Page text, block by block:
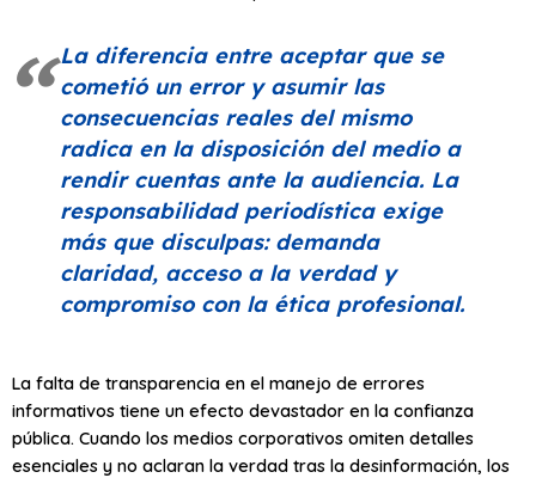
La diferencia entre aceptar que se
cometió un error y asumir las
consecuencias reales del mismo
radica en la disposición del medio a
rendir cuentas ante la audiencia. La
responsabilidad periodística exige
más que disculpas: demanda
claridad, acceso a la verdad y
compromiso con la ética profesional.
La falta de transparencia en el manejo de errores
informativos tiene un efecto devastador en la confianza
pública. Cuando los medios corporativos omiten detalles
esenciales y no aclaran la verdad tras la desinformación, los